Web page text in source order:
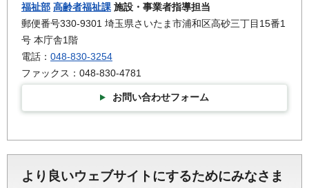
福祉部 高齢者福祉課 施設・事業者指導担当
郵便番号330-9301 埼玉県さいたま市浦和区高砂三丁目15番1
号 本庁舎1階
電話： 048-830-3254
ファックス：048-830-4781
お問い合わせフォーム
より良いウェブサイトにするためにみなさま